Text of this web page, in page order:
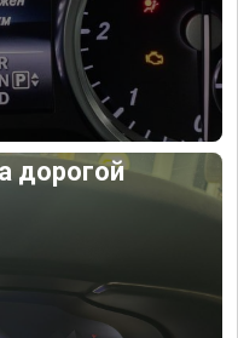
дорогой